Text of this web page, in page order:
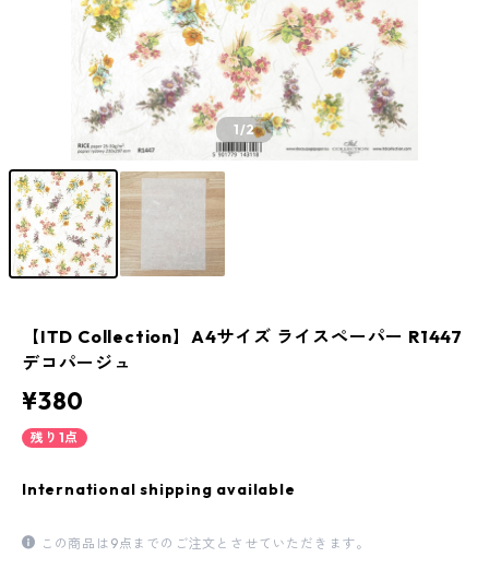
1/2
【ITD Collection】A4サイズ ライスペーパー R1447
デコパージュ
¥380
残り1点
International shipping available
この商品は9点までのご注文とさせていただきます。